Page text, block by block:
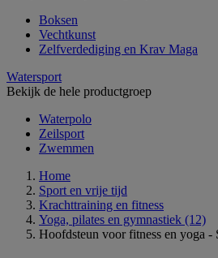
Boksen
Vechtkunst
Zelfverdediging en Krav Maga
Watersport
Bekijk de hele productgroep
Waterpolo
Zeilsport
Zwemmen
Home
Sport en vrije tijd
Krachttraining en fitness
Yoga, pilates en gymnastiek (12)
Hoofdsteun voor fitness en yoga -